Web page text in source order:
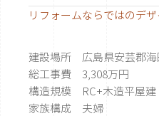
リフォームならではのデ
建設場所 広島県安芸郡海
総工事費 3,308万円
構造規模 RC+木造平屋建
家族構成 夫婦